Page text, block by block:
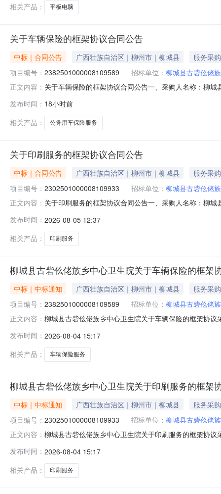
相关产品：
平板电脑
关于车辆保险的框架协议合同公告
中标｜合同公告 广西壮族自治区｜柳州市｜柳城县
服务采购
项目编号： 2382501000008109589 招标单位： 柳城县古砦仫佬
正文内容： 关于车辆保险的框架协议合同公告一、采购人名称：柳
(元)1北部湾财产保险股份有限公司柳州分公司2025-
发布时间： 18小时前
相关产品：
公务用车保险服务
关于印刷服务的框架协议合同公告
中标｜合同公告 广西壮族自治区｜柳州市｜柳城县
服务采购
项目编号： 2302501000008109933 招标单位： 柳城县古砦仫佬
正文内容： 关于印刷服务的框架协议合同公告一、采购人名称：柳
1.0042504250服务要求或标的基本概况：七、其它事项
发布时间： 2026-08-05 12:37
相关产品：
印刷服务
柳城县古砦仫佬族乡中心卫生院关于车辆保险的框架
中标｜中标通知 广西壮族自治区｜柳州市｜柳城县
服务采购
项目编号： 2382501000008109589 招标单位： 柳城县古砦仫佬
正文内容： 柳城县古砦仫佬族乡中心卫生院关于车辆保险的框架协
联系人:韦桂香项目联系电话:/采购计划信息：序号采购
发布时间： 2026-08-04 15:17
相关产品：
车辆保险服务
柳城县古砦仫佬族乡中心卫生院关于印刷服务的框架
中标｜中标通知 广西壮族自治区｜柳州市｜柳城县
服务采购
项目编号： 2302501000008109933 招标单位： 柳城县古砦仫佬
正文内容： 柳城县古砦仫佬族乡中心卫生院关于印刷服务的框架协
联系人:韦桂香项目联系电话:/采购计划信息：序号采购
发布时间： 2026-08-04 15:17
相关产品：
印刷服务